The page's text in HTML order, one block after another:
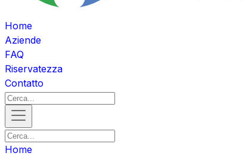
Home
Aziende
FAQ
Riservatezza
Contatto
Home